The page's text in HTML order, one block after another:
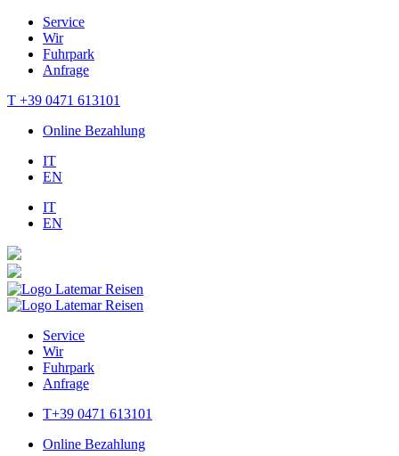
Service
Wir
Fuhrpark
Anfrage
T +39 0471 613101
Online Bezahlung
IT
EN
IT
EN
Service
Wir
Fuhrpark
Anfrage
T+39 0471 613101
Online Bezahlung